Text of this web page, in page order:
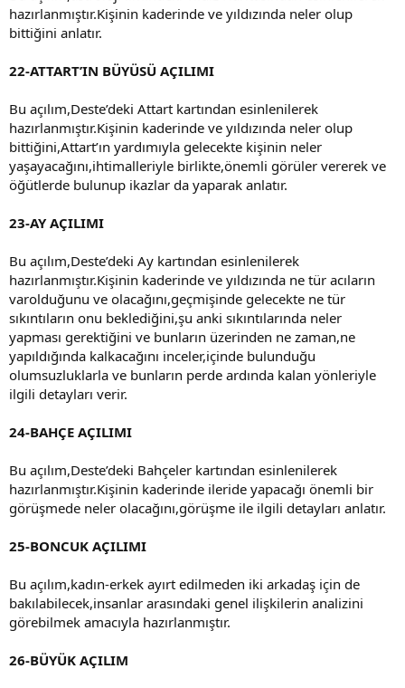
hazırlanmıştır.Kişinin kaderinde ve yıldızında neler olup
bittiğini anlatır.
22-ATTART’IN BÜYÜSÜ AÇILIMI
Bu açılım,Deste’deki Attart kartından esinlenilerek
hazırlanmıştır.Kişinin kaderinde ve yıldızında neler olup
bittiğini,Attart’ın yardımıyla gelecekte kişinin neler
yaşayacağını,ihtimalleriyle birlikte,önemli görüler vererek ve
öğütlerde bulunup ikazlar da yaparak anlatır.
23-AY AÇILIMI
Bu açılım,Deste’deki Ay kartından esinlenilerek
hazırlanmıştır.Kişinin kaderinde ve yıldızında ne tür acıların
varolduğunu ve olacağını,geçmişinde gelecekte ne tür
sıkıntıların onu beklediğini,şu anki sıkıntılarında neler
yapması gerektiğini ve bunların üzerinden ne zaman,ne
yapıldığında kalkacağını inceler,içinde bulunduğu
olumsuzluklarla ve bunların perde ardında kalan yönleriyle
ilgili detayları verir.
24-BAHÇE AÇILIMI
Bu açılım,Deste’deki Bahçeler kartından esinlenilerek
hazırlanmıştır.Kişinin kaderinde ileride yapacağı önemli bir
görüşmede neler olacağını,görüşme ile ilgili detayları anlatır.
25-BONCUK AÇILIMI
Bu açılım,kadın-erkek ayırt edilmeden iki arkadaş için de
bakılabilecek,insanlar arasındaki genel ilişkilerin analizini
görebilmek amacıyla hazırlanmıştır.
26-BÜYÜK AÇILIM